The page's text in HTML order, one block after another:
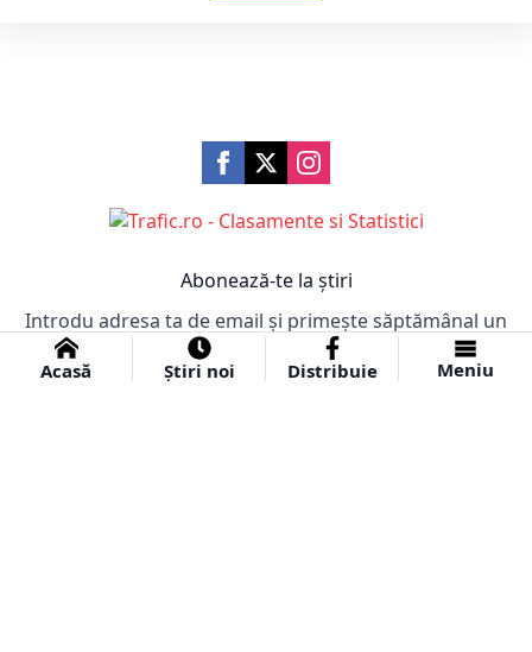
Acasă Știri noi Distribuie Meniu
Abonează-te la știri
Introdu adresa ta de email și primește săptămânal un
email cu cele mai importante știri!